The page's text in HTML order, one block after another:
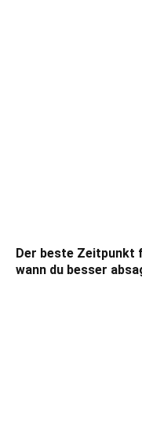
Der beste Zeitpunkt
wann du besser